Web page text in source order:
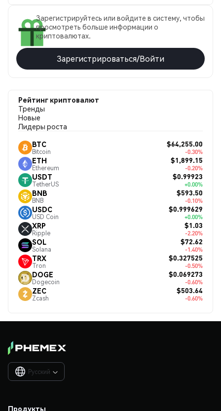
Зарегистрируйтесь или войдите в систему, чтобы
просмотреть больше информации о
криптовалютах.
Зарегистрироваться/Войти
Рейтинг криптовалют
Тренды
Новые
Лидеры роста
BTC
Bitcoin
$64,255.00
-0.30%
ETH
Ethereum
$1,899.15
-0.20%
USDT
TetherUS
$0.99923
+0.00%
BNB
BNB
$593.50
-0.10%
USDC
USD Coin
$0.999629
+0.00%
XRP
Ripple
$1.03
-2.20%
SOL
Solana
$72.62
-1.40%
TRX
Tron
$0.327525
-0.50%
DOGE
Dogecoin
$0.069273
-0.60%
ZEC
Zcash
$503.64
-0.60%
Русский 
Продукты